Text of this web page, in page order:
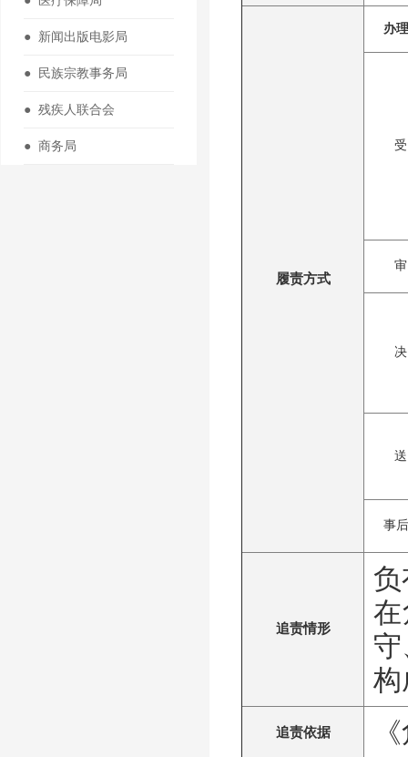
● 新闻出版电影局
● 民族宗教事务局
● 残疾人联合会
● 商务局
履责方式
办
事
追责情形
负
构
追责依据